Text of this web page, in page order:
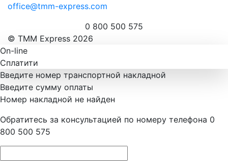
office@tmm-express.com
0 800 500 575
© ТММ Express 2026
On-line
Сплатити
Введите номер транспортной накладной
Введите сумму оплаты
Номер накладной не найден
Обратитесь за консультацией по номеру телефона 0
800 500 575